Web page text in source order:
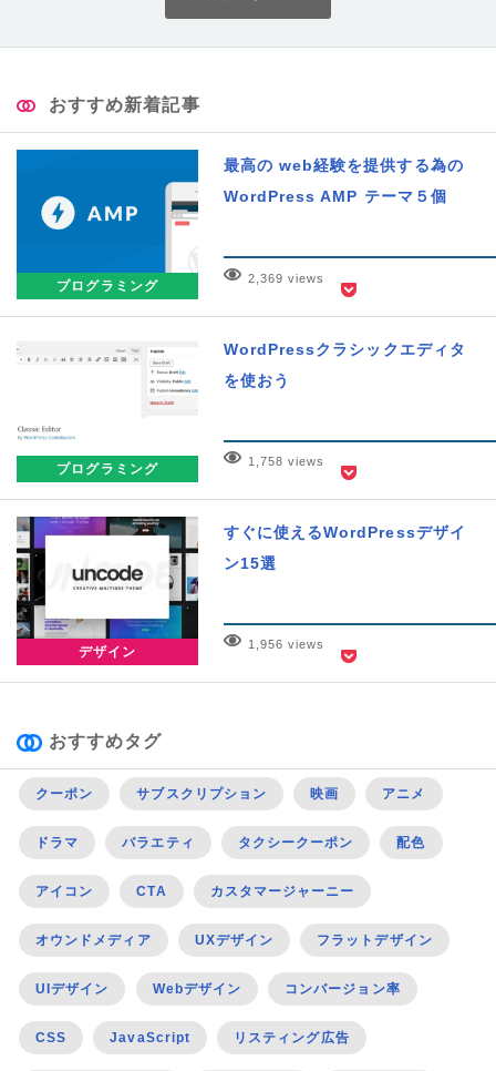
おすすめ新着記事
プログラミング
最高の web経験を提供する為の
WordPress AMP テーマ５個
2,369 views
プログラミング
WordPressクラシックエディタ
を使おう
1,758 views
デザイン
すぐに使えるWordPressデザイ
ン15選
1,956 views
おすすめタグ
クーポン サブスクリプション 映画 アニメ
ドラマ バラエティ タクシークーポン 配色
アイコン CTA カスタマージャーニー
オウンドメディア UXデザイン フラットデザイン
UIデザイン Webデザイン コンバージョン率
CSS JavaScript リスティング広告